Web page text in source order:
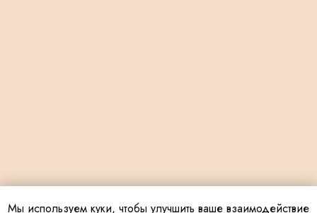
Мы используем куки, чтобы улучшить ваше взаимодействие